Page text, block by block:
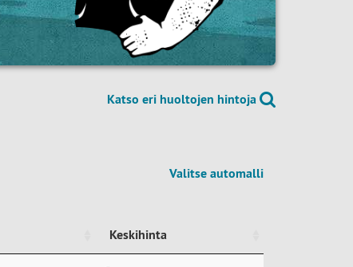
Katso eri huoltojen hintoja
Valitse automalli
Keskihinta